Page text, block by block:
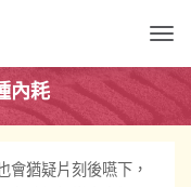
內耗
會猶疑片刻後嚥下，